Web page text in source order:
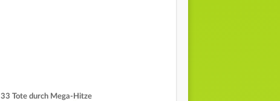
33 Tote durch Mega-Hitze